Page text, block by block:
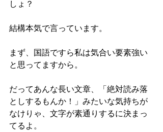
しょ？
結構本気で言っています。
まず、国語ですら私は気合い要素強い
と思ってますから。
だってあんな長い文章、「絶対読み落
としするもんか！」みたいな気持ちが
なけりゃ、文字が素通りするに決まっ
てるよ。